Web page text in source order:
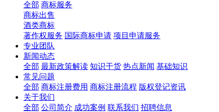
全部 商标服务
商标出售
酒类商标
著作权服务 国际商标申请 项目申请服务
专业团队
新闻动态
全部 最新政策解读 知识干货 热点新闻 基础知识
常见问题
全部 商标注册费用 商标注册流程 版权登记资讯
关于我们
全部 公司简介 成功案例 联系我们 招聘信息